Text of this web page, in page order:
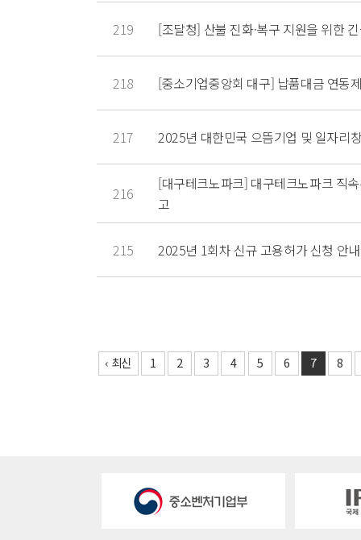
219 [조달청] 산불 진화·복구 지원을 위한
218 [중소기업중앙회 대구] 납품대금 연동
217 2025년 대한민국 으뜸기업 및 일자리
216
[대구테크노파크] 대구테크노파크 직
고
215 2025년 1회차 신규 고용허가 신청 안내
‹ 최신 1 2 3 4 5 6 7 8